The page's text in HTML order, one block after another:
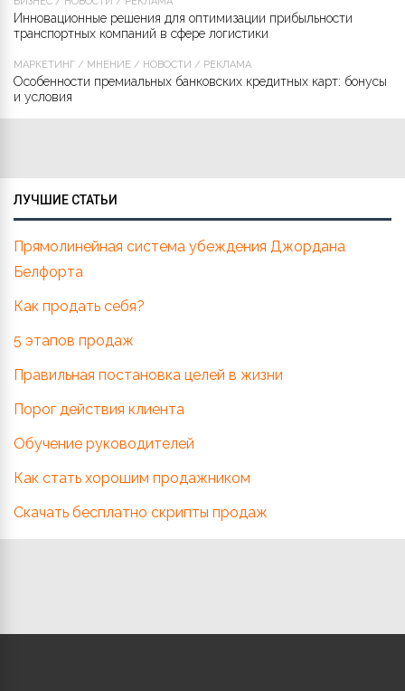
Инновационные решения для оптимизации прибыльности
транспортных компаний в сфере логистики
МАРКЕТИНГ / МНЕНИЕ / НОВОСТИ / РЕКЛАМА
Особенности премиальных банковских кредитных карт: бонусы
и условия
ЛУЧШИЕ СТАТЬИ
Прямолинейная система убеждения Джордана
Белфорта
Как продать себя?
5 этапов продаж
Правильная постановка целей в жизни
Порог действия клиента
Обучение руководителей
Как стать хорошим продажником
Скачать бесплатно скрипты продаж